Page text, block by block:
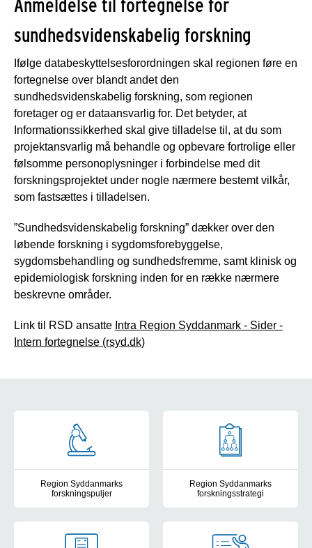
sundhedsvidenskabelig forskning
Ifølge databeskyttelsesforordningen skal regionen føre en
fortegnelse over blandt andet den
sundhedsvidenskabelig forskning, som regionen
foretager og er dataansvarlig for. Det betyder, at
Informationssikkerhed skal give tilladelse til, at du som
projektansvarlig må behandle og opbevare fortrolige eller
følsomme personoplysninger i forbindelse med dit
forskningsprojektet under nogle nærmere bestemt vilkår,
som fastsættes i tilladelsen.
”Sundhedsvidenskabelig forskning” dækker over den
løbende forskning i sygdomsforebyggelse,
sygdomsbehandling og sundhedsfremme, samt klinisk og
epidemiologisk forskning inden for en række nærmere
beskrevne områder.
Link til RSD ansatte Intra Region Syddanmark - Sider -
Intern fortegnelse (rsyd.dk)
Region Syddanmarks
forskningspuljer
Region Syddanmarks
forskningsstrategi